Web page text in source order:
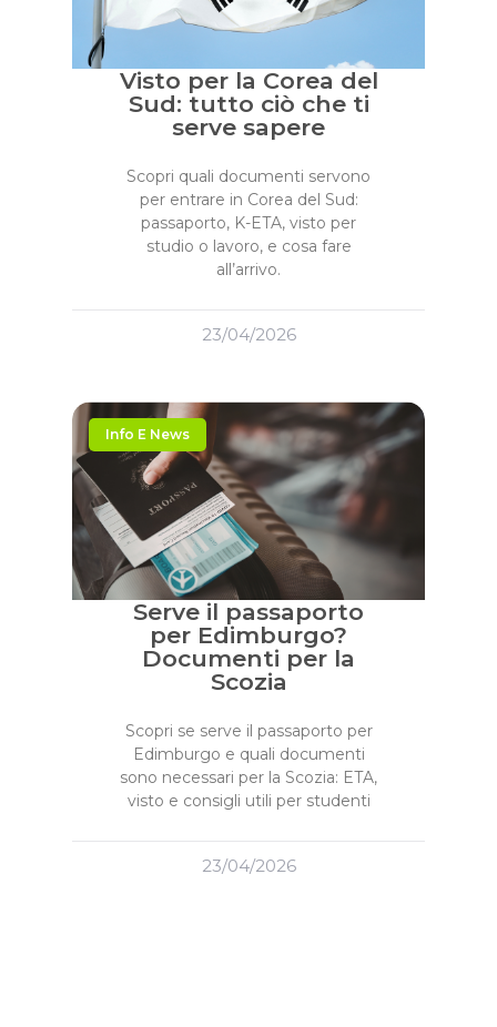
Visto per la Corea del
Sud: tutto ciò che ti
serve sapere
Scopri quali documenti servono
per entrare in Corea del Sud:
passaporto, K-ETA, visto per
studio o lavoro, e cosa fare
all’arrivo.
23/04/2026
Info E News
Serve il passaporto
per Edimburgo?
Documenti per la
Scozia
Scopri se serve il passaporto per
Edimburgo e quali documenti
sono necessari per la Scozia: ETA,
visto e consigli utili per studenti
23/04/2026